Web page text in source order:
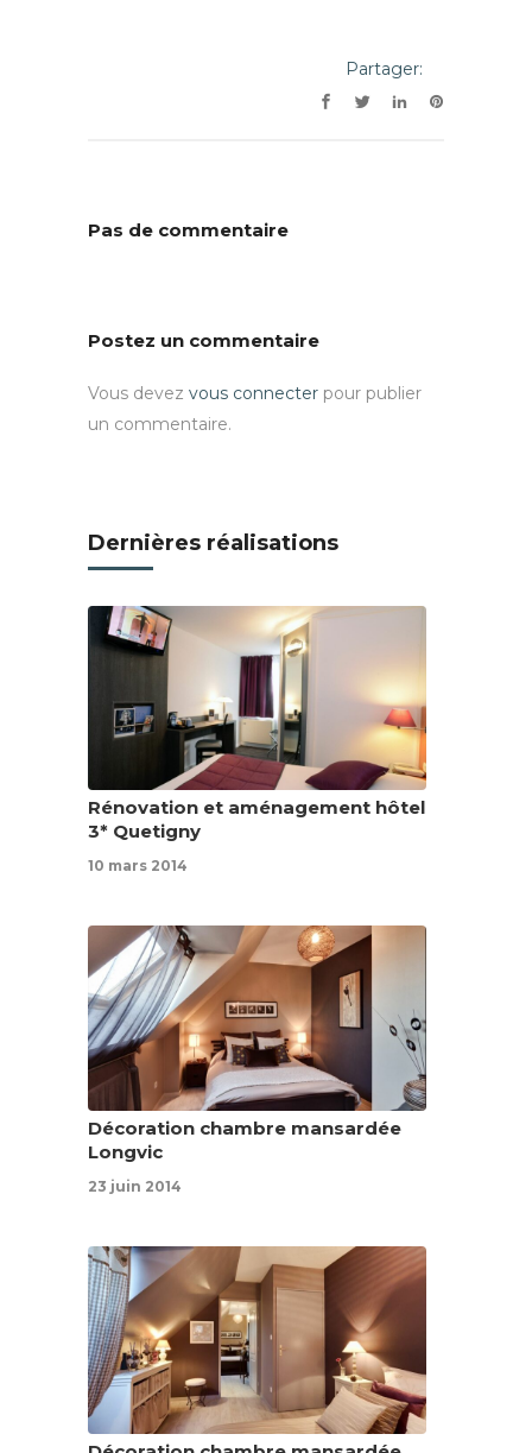
Partager:
Pas de commentaire
Postez un commentaire
Vous devez vous connecter pour publier
un commentaire.
Dernières réalisations
Rénovation et aménagement hôtel
3* Quetigny
10 mars 2014
Décoration chambre mansardée
Longvic
23 juin 2014